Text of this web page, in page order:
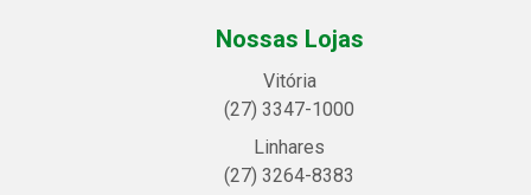
Nossas Lojas
Vitória
(27) 3347-1000
Linhares
(27) 3264-8383